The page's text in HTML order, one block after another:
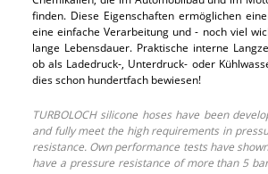
finden. Diese Eigenschaften ermöglichen
eine einfache Verarbeitung und - noch viel
lange Lebensdauer. Praktische interne
ob als Ladedruck-, Unterdruck- oder
dies schon hundertfach bewiesen!
TURBOLOCH silicone hoses have been
and fully meet the high requirements in
resistance. Own performance tests have
have a pressure resistance of more than 5